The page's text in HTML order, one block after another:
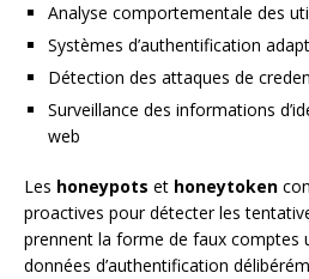
Analyse comportementale des
Systèmes d’authentification
Détection des attaques de
Surveillance des informations
web
Les honeypots et honeytoken
proactives pour détecter les
prennent la forme de faux comptes
données d’authentification